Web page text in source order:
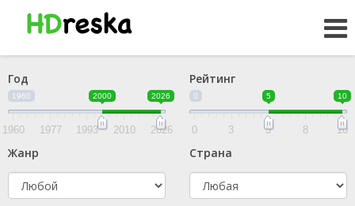
Год
1960 2000 2026
1960 1977 1993 2010 2026
Рейтинг
0 5 10
0 3 5 8 10
Жанр Страна